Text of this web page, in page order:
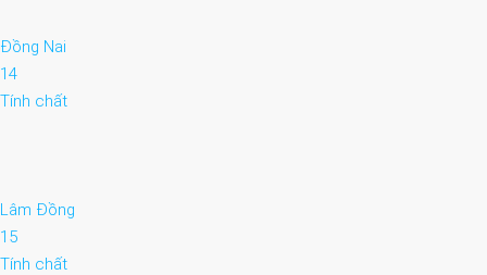
Đồng Nai
14
Tính chất
Lâm Đồng
15
Tính chất